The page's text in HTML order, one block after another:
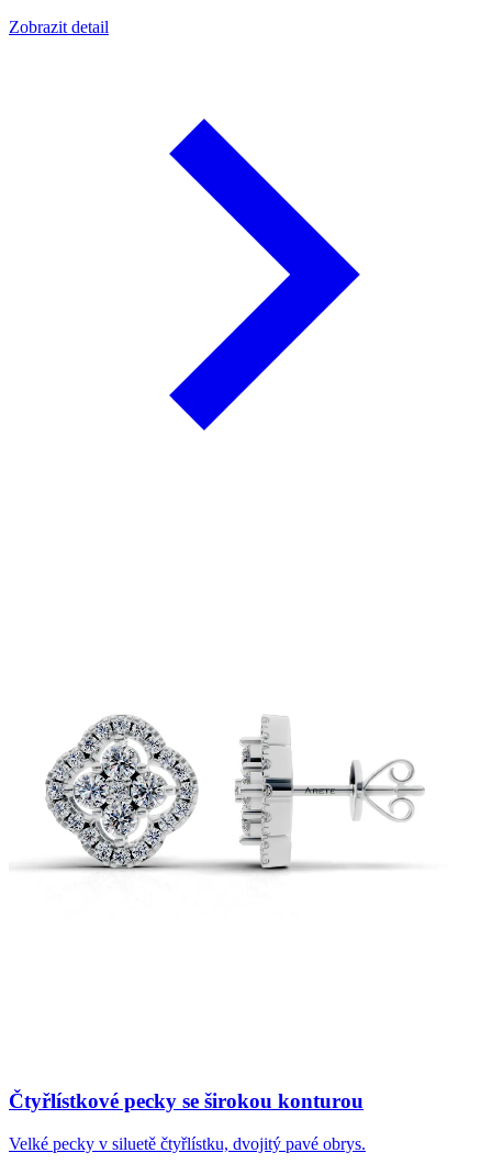
Zobrazit detail
Čtyřlístkové pecky se širokou konturou
Velké pecky v siluetě čtyřlístku, dvojitý pavé obrys.